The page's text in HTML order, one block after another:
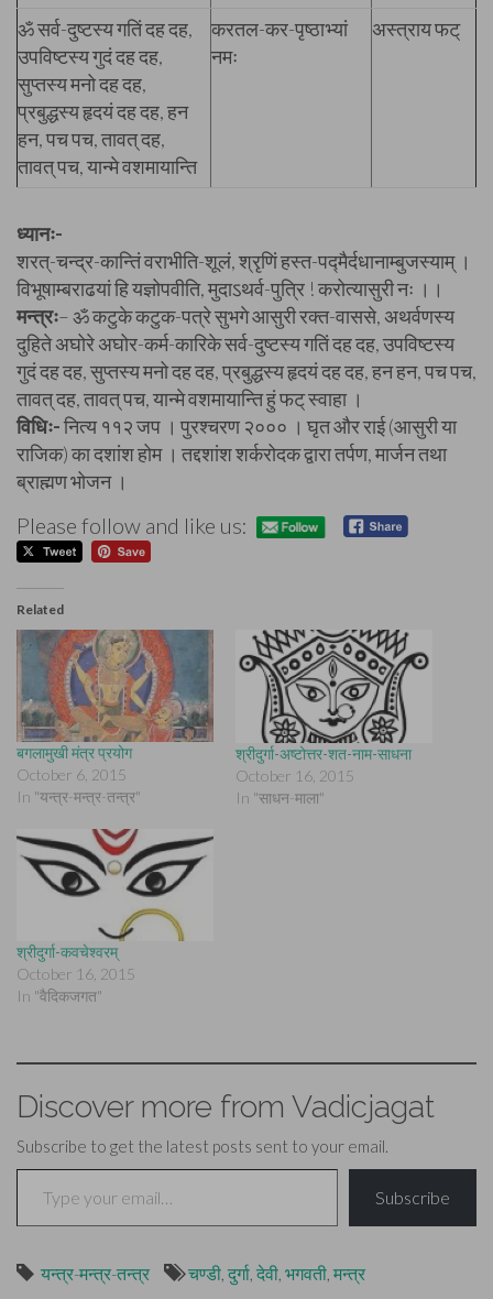
ॐ सर्व-दुष्टस्य गतिं दह दह,
उपविष्टस्य गुदं दह दह,
सुप्तस्य मनो दह दह,
प्रबुद्धस्य हृदयं दह दह, हन
हन, पच पच, तावत् दह,
तावत् पच, यान्मे वशमायान्ति
करतल-कर-पृष्ठाभ्यां
नमः
अस्त्राय फट्
ध्यानः-
शरत्-चन्द्र-कान्तिं वराभीति-शूलं, श्रृणिं हस्त-पद्मैर्दधानाम्बुजस्याम् ।
विभूषाम्बराढयां हि यज्ञोपवीति, मुदाऽथर्व-पुत्रि ! करोत्यासुरी नः ।।
मन्त्रः– ॐ कटुके कटुक-पत्रे सुभगे आसुरी रक्त-वाससे, अथर्वणस्य
दुहिते अघोरे अघोर-कर्म-कारिके सर्व-दुष्टस्य गतिं दह दह, उपविष्टस्य
गुदं दह दह, सुप्तस्य मनो दह दह, प्रबुद्धस्य हृदयं दह दह, हन हन, पच पच,
तावत् दह, तावत् पच, यान्मे वशमायान्ति हुं फट् स्वाहा ।
विधिः-नित्य ११२ जप । पुरश्चरण २००० । घृत और राई (आसुरी या
राजिक) का दशांश होम । तद्दशांश शर्करोदक द्वारा तर्पण, मार्जन तथा
ब्राह्मण भोजन ।
Please follow and like us:
Related
बगलामुखी मंत्र प्रयोग
October 6, 2015
In "यन्त्र-मन्त्र-तन्त्र"
श्रीदुर्गा-अष्टोत्तर-शत-नाम-साधना
October 16, 2015
In "साधन-माला"
श्रीदुर्गा-कवचेश्वरम्
October 16, 2015
In "वैदिकजगत"
Discover more from Vadicjagat
Subscribe to get the latest posts sent to your email.
Type your email…
Subscribe
यन्त्र-मन्त्र-तन्त्र चण्डी, दुर्गा, देवी, भगवती, मन्त्र